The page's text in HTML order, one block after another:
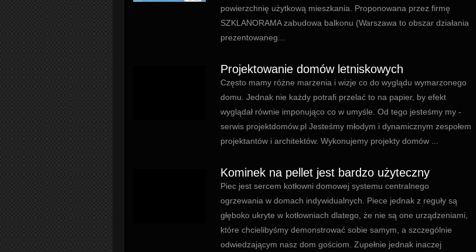
powierzchnię użytkową mieszkania. Proponowana przez firmę
SZKLANORAMA zabudowa balkonu (Warszawa to obszar działania
prezentowaneg...
Projektowanie domów letniskowych
Często mamy różne marzenia i wizje co do wyglądu wymarzonego
domu. Jednak nie każdy potrafi przelać to na papier, by efekt
wyglądał równie imponująco co w umyśle. Od tego jesteśmy my -
serwis projektdomów.pl Jesteśmy młodym i dynamicznym zespołem
projektantów i architektów. Wykonujemy projekty domów ...
Kominek na pellet jest bardzo użyteczny
Piec jest sercem kotłowni domowej systemu centralnego
ogrzewania w domach indywidualnych. Piece jednak z reguły są
głęboko ukryte w kotłowniach dlatego, że nie są one urządzeniami,
które chcielibyśmy demonstrować sobie samym, a szczególnie
odwiedzającym nasz dom gościom. Zupełnie jednak inaczej